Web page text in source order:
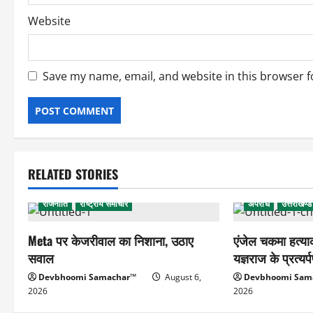
Website
Save my name, email, and website in this browser
RELATED STORIES
राजनीति राष्ट्रीय समाचार
Meta पर केजरीवाल का निशाना, उठाए
सवाल
Devbhoomi Samachar™
August 6,
2026
अपराध
एंजेल चकमा
यज्ञराज के
Devbhoomi
2026